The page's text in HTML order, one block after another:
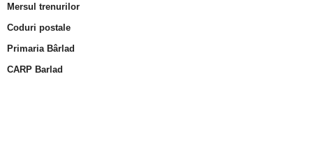
Mersul trenurilor
Coduri postale
Primaria Bârlad
CARP Barlad